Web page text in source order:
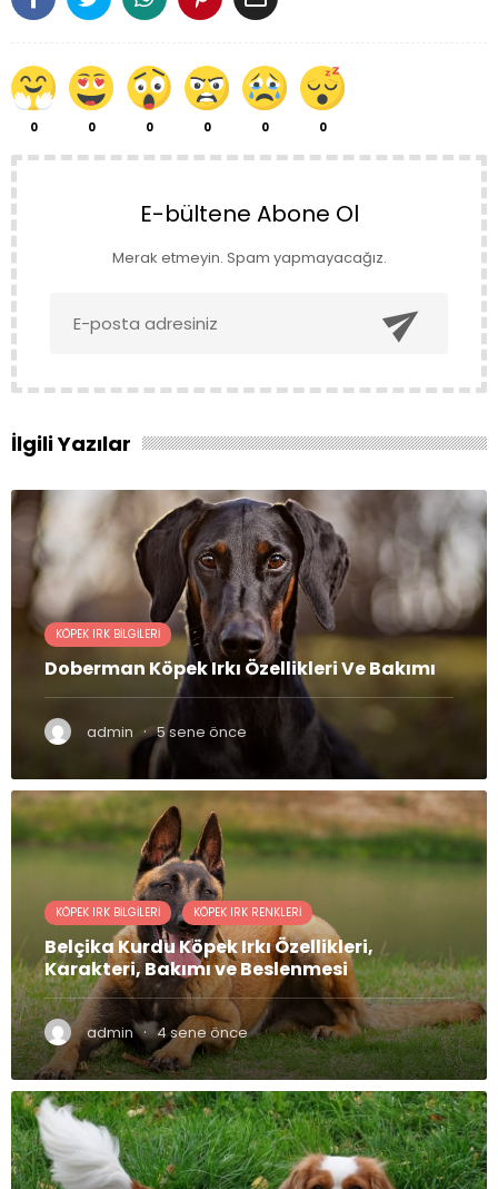
0 0 0 0 0 0
E-bültene Abone Ol
Merak etmeyin. Spam yapmayacağız.

İlgili Yazılar
KÖPEK IRK BILGILERI
Doberman Köpek Irkı Özellikleri Ve Bakımı
admin · 5 sene önce
KÖPEK IRK BILGILERI KÖPEK IRK RENKLERI
Belçika Kurdu Köpek Irkı Özellikleri,
Karakteri, Bakımı ve Beslenmesi
admin · 4 sene önce